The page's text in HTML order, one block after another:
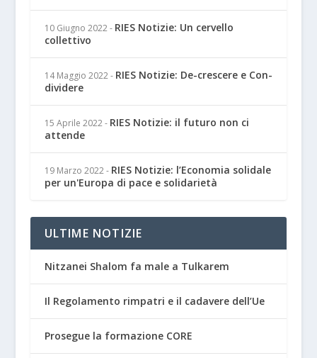
10 Giugno 2022 - RIES Notizie: Un cervello
collettivo
14 Maggio 2022 - RIES Notizie: De-crescere e Con-
dividere
15 Aprile 2022 - RIES Notizie: il futuro non ci
attende
19 Marzo 2022 - RIES Notizie: l’Economia solidale
per un'Europa di pace e solidarietà
ULTIME NOTIZIE
Nitzanei Shalom fa male a Tulkarem
Il Regolamento rimpatri e il cadavere dell’Ue
Prosegue la formazione CORE